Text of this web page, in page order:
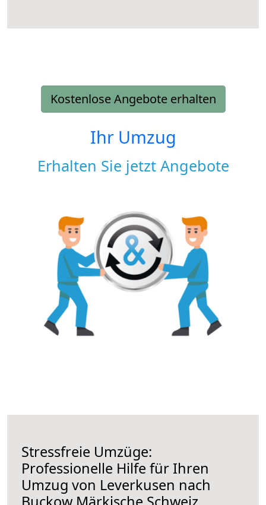
Kostenlose Angebote erhalten
Ihr Umzug
Erhalten Sie jetzt Angebote
Stressfreie Umzüge:
Professionelle Hilfe für Ihren
Umzug von Leverkusen nach